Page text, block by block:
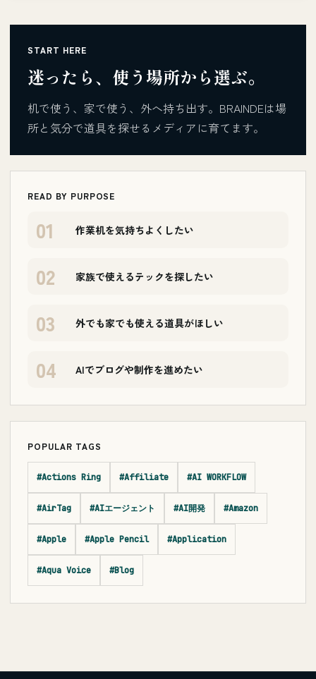
START HERE
迷ったら、使う場所から選ぶ。
机で使う、家で使う、外へ持ち出す。BRAINDEは場
所と気分で道具を探せるメディアに育てます。
READ BY PURPOSE
01 作業机を気持ちよくしたい
02 家族で使えるテックを探したい
03 外でも家でも使える道具がほしい
04 AIでブログや制作を進めたい
POPULAR TAGS
#Actions Ring #Affiliate #AI WORKFLOW
#AirTag #AIエージェント #AI開発 #Amazon
#Apple #Apple Pencil #Application
#Aqua Voice #Blog